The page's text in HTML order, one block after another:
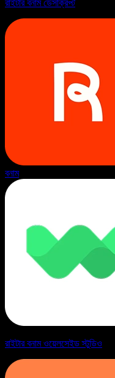
রাইটার বনাম ডেসক্রিপ্ট
বনাম
রাইটার বনাম ওয়েলসেইড স্টুডিও